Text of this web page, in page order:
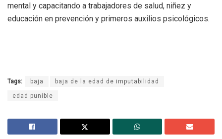
mental y capacitando a trabajadores de salud, niñez y
educación en prevención y primeros auxilios psicológicos.
Tags: baja baja de la edad de imputabilidad
edad punible